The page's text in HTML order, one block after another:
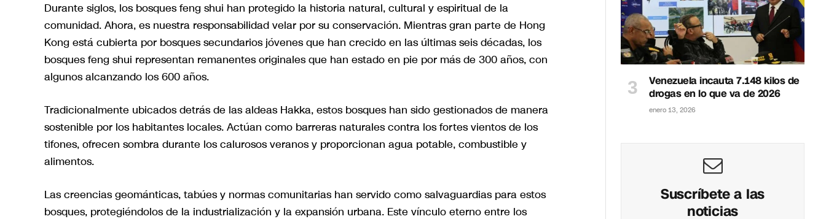
Durante siglos, los bosques feng shui han protegido la historia natural, cultural y espiritual de la
comunidad. Ahora, es nuestra responsabilidad velar por su conservación. Mientras gran parte de Hong
Kong está cubierta por bosques secundarios jóvenes que han crecido en las últimas seis décadas, los
bosques feng shui representan remanentes originales que han estado en pie por más de 300 años, con
algunos alcanzando los 600 años.
Tradicionalmente ubicados detrás de las aldeas Hakka, estos bosques han sido gestionados de manera
sostenible por los habitantes locales. Actúan como barreras naturales contra los fortes vientos de los
tifones, ofrecen sombra durante los calurosos veranos y proporcionan agua potable, combustible y
alimentos.
Las creencias geománticas, tabúes y normas comunitarias han servido como salvaguardias para estos
bosques, protegiéndolos de la industrialización y la expansión urbana. Este vínculo eterno entre los
Venezuela incauta 7.148 kilos de
drogas en lo que va de 2026
enero 13, 2026
Suscríbete a las
noticias